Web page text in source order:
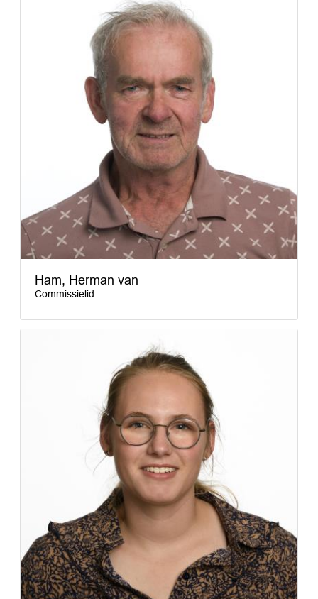
Ham, Herman van
Commissielid